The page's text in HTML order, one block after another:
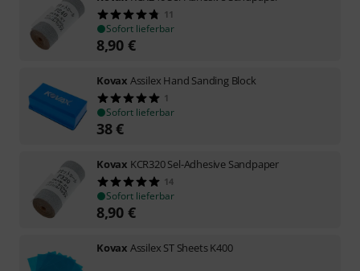
11
Sofort lieferbar
8,90 €
Kovax Assilex Hand Sanding Block
1
Sofort lieferbar
38€
Kovax KCR320 Sel-Adhesive Sandpaper
14
Sofort lieferbar
8,90 €
Kovax Assilex ST Sheets K400